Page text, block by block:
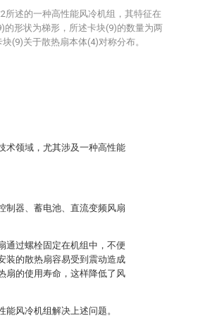
术领域，尤其涉及一种高性能
制器、蓄电池、直流变频风扇
通过螺栓固定在机组中，不便
装的散热扇容易受到震动造成
扇的使用寿命，这样降低了风
风冷机组解决上述问题。
所述的一种高性能风冷机组，其特征在
的形状为梯形，所述卡块(9)的数量为两
(9)关于散热扇本体(4)对称分布。